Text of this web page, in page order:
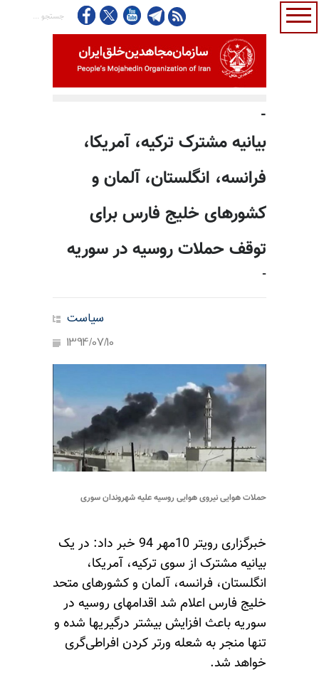
-
بیانیه مشترک ترکیه، آمریکا،
فرانسه، انگلستان، آلمان و
کشورهای خلیج فارس برای
توقف حملات روسیه در سوریه
-
سیاست
1394/07/10
حملات هوایی نیروی هوایی روسیه علیه شهروندان سوری
خبرگزاری رویتر 10مهر 94 خبر داد: در یک
بیانیه مشترک از سوی ترکیه، آمریکا،
انگلستان، فرانسه، آلمان و کشورهای متحد
خلیج فارس اعلام شد اقدامهای روسیه در
سوریه باعث افزایش بیشتر درگیریها شده و
تنها منجر به شعله ورتر کردن افراطی‌گری
خواهد شد.